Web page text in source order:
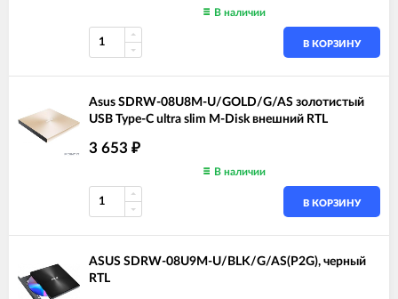
В наличии
В КОРЗИНУ
Asus SDRW-08U8M-U/GOLD/G/AS золотистый
USB Type-C ultra slim M-Disk внешний RTL
3 653 ₽
В наличии
В КОРЗИНУ
ASUS SDRW-08U9M-U/BLK/G/AS(P2G), черный
RTL